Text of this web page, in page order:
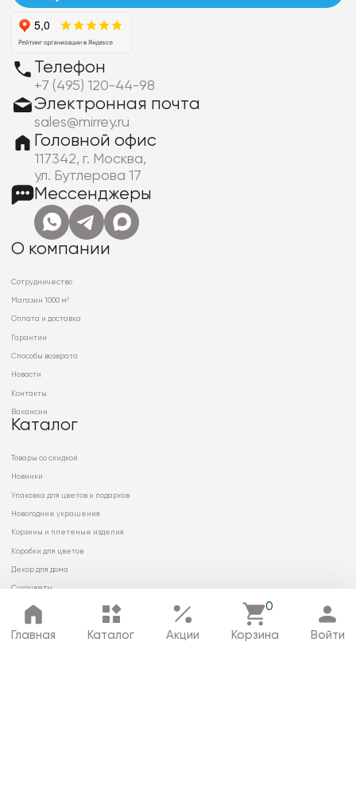
Главная Каталог Акции
0
Корзина Войти
Телефон
+7 (495) 120-44-98
Электронная почта
sales@mirrey.ru
Головной офис
117342, г. Москва,
ул. Бутлерова 17
Мессенджеры
О компании
Сотрудничество
Магазин 1000 м²
Оплата и доставка
Гарантии
Способы возврата
Новости
Контакты
Вакансии
Каталог
Товары со скидкой
Новинки
Упаковка для цветов и подарков
Новогодние украшения
Корзины и плетеные изделия
Коробки для цветов
Декор для дома
Сухоцветы
© 2026 ООО «МИРРЭЙ»